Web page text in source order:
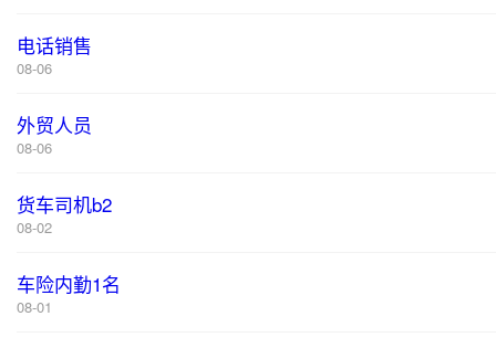
电话销售
08-06
外贸人员
08-06
货车司机b2
08-02
车险内勤1名
08-01